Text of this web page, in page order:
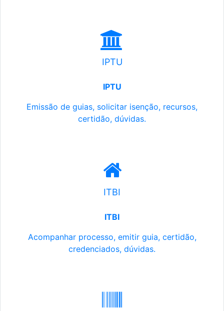
IPTU
IPTU
Emissão de guias, solicitar isenção, recursos,
certidão, dúvidas.
ITBI
ITBI
Acompanhar processo, emitir guia, certidão,
credenciados, dúvidas.